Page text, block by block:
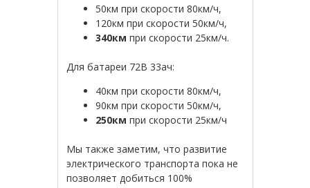
50км при скорости 80км/ч,
120км при скорости 50км/ч,
340км при скорости 25км/ч.
Для батареи 72В 33ач:
40км при скорости 80км/ч,
90км при скорости 50км/ч,
250км при скорости 25км/ч
Мы также заметим, что развитие
электрического транспорта пока не
позволяет добиться 100%